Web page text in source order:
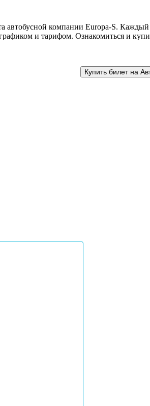
автобусной компании Europa-S.
и тарифом. Ознакомиться и